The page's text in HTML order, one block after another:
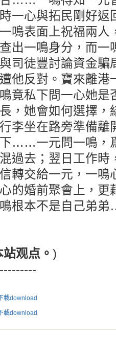
一心與拓民剛好返
鳴表面上祝福兩人
出一鳴身分，而一
司徒豐討論資金騙
他反對。寶來離港
竟私下問一心她是
，她會如何選擇，
李坐在路旁準備離
……一元問一鳴，
過去；翌日工作時
轉交給一元，一鳴
的婚前聚會上，更
鳴根本不是自己弟
观点。 )
載download
載download